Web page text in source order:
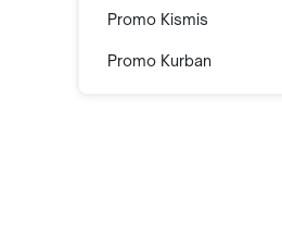
Promo Kismis
Promo Kurban